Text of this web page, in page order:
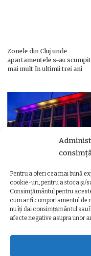
Pentru a oferi cea mai bună
cookie-uri, pentru a stoca și/
Consimțământul pentru
cum ar fi comportamentul de
nu îți dai consimțământul sau
afecte negative asupra unor
Zonele din Cluj unde
apartamentele s-au
mai mult în ultimii trei ani
Ziua Unirii Principatelor
– Clădiri și poduri din Cluj,
iluminate în culorile